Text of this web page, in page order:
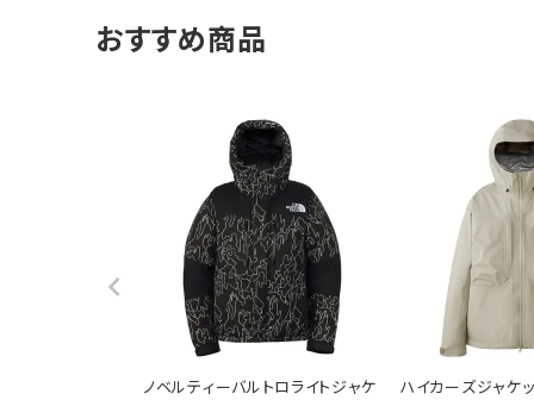
おすすめ商品
ノベルティーバルトロライトジャケ
ハイカーズジャケ